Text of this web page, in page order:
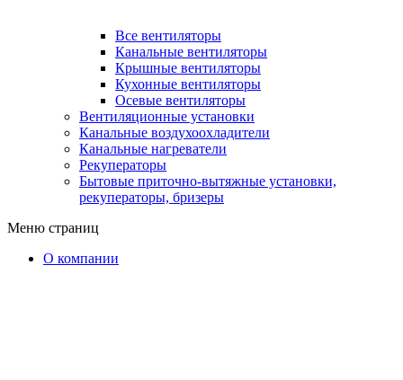
Все вентиляторы
Канальные вентиляторы
Крышные вентиляторы
Кухонные вентиляторы
Осевые вентиляторы
Вентиляционные установки
Канальные воздухоохладители
Канальные нагреватели
Рекуператоры
Бытовые приточно-вытяжные установки,
рекуператоры, бризеры
Меню страниц
О компании